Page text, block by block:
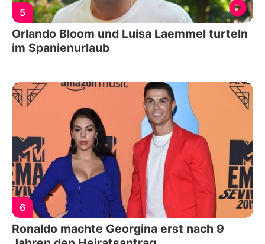
5
Orlando Bloom und Luisa Laemmel turteln
im Spanienurlaub
6
Ronaldo machte Georgina erst nach 9